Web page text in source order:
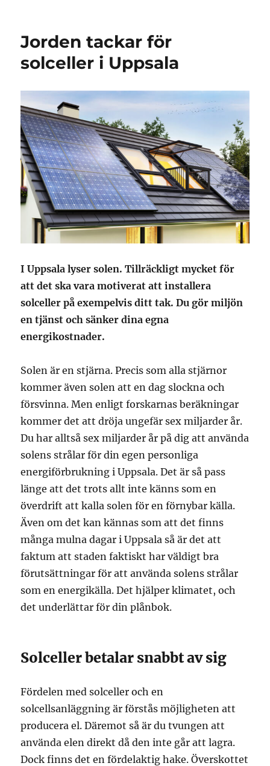
Jorden tackar för
solceller i Uppsala
I Uppsala lyser solen. Tillräckligt mycket för
att det ska vara motiverat att installera
solceller på exempelvis ditt tak. Du gör miljön
en tjänst och sänker dina egna
energikostnader.
Solen är en stjärna. Precis som alla stjärnor
kommer även solen att en dag slockna och
försvinna. Men enligt forskarnas beräkningar
kommer det att dröja ungefär sex miljarder år.
Du har alltså sex miljarder år på dig att använda
solens strålar för din egen personliga
energiförbrukning i Uppsala. Det är så pass
länge att det trots allt inte känns som en
överdrift att kalla solen för en förnybar källa.
Även om det kan kännas som att det finns
många mulna dagar i Uppsala så är det att
faktum att staden faktiskt har väldigt bra
förutsättningar för att använda solens strålar
som en energikälla. Det hjälper klimatet, och
det underlättar för din plånbok.
Solceller betalar snabbt av sig
Fördelen med solceller och en
solcellsanläggning är förstås möjligheten att
producera el. Däremot så är du tvungen att
använda elen direkt då den inte går att lagra.
Dock finns det en fördelaktig hake. Överskottet